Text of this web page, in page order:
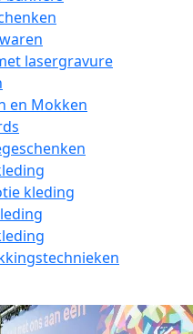
lasergravure
en Mokken
kleding